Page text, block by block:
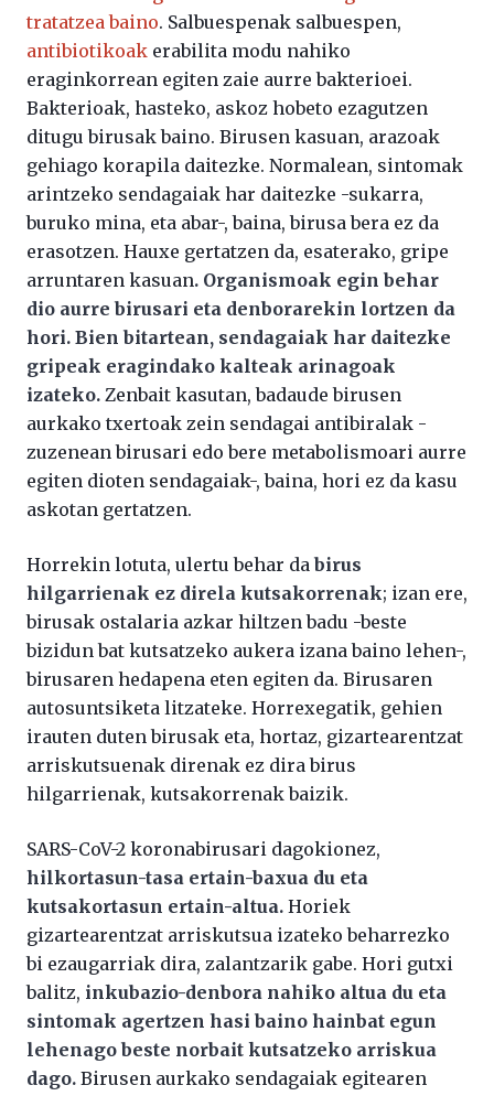
tratatzea baino. Salbuespenak salbuespen,
antibiotikoak erabilita modu nahiko
eraginkorrean egiten zaie aurre bakterioei.
Bakterioak, hasteko, askoz hobeto ezagutzen
ditugu birusak baino. Birusen kasuan, arazoak
gehiago korapila daitezke. Normalean, sintomak
arintzeko sendagaiak har daitezke -sukarra,
buruko mina, eta abar-, baina, birusa bera ez da
erasotzen. Hauxe gertatzen da, esaterako, gripe
arruntaren kasuan. Organismoak egin behar
dio aurre birusari eta denborarekin lortzen da
hori. Bien bitartean, sendagaiak har daitezke
gripeak eragindako kalteak arinagoak
izateko. Zenbait kasutan, badaude birusen
aurkako txertoak zein sendagai antibiralak -
zuzenean birusari edo bere metabolismoari aurre
egiten dioten sendagaiak-, baina, hori ez da kasu
askotan gertatzen.
Horrekin lotuta, ulertu behar dabirus
hilgarrienak ez direla kutsakorrenak; izan ere,
birusak ostalaria azkar hiltzen badu -beste
bizidun bat kutsatzeko aukera izana baino lehen-,
birusaren hedapena eten egiten da. Birusaren
autosuntsiketa litzateke. Horrexegatik, gehien
irauten duten birusak eta, hortaz, gizartearentzat
arriskutsuenak direnak ez dira birus
hilgarrienak, kutsakorrenak baizik.
SARS-CoV-2 koronabirusari dagokionez,
hilkortasun-tasa ertain-baxua du eta
kutsakortasun ertain-altua. Horiek
gizartearentzat arriskutsua izateko beharrezko
bi ezaugarriak dira, zalantzarik gabe. Hori gutxi
balitz, inkubazio-denbora nahiko altua du eta
sintomak agertzen hasi baino hainbat egun
lehenago beste norbait kutsatzeko arriskua
dago. Birusen aurkako sendagaiak egitearen